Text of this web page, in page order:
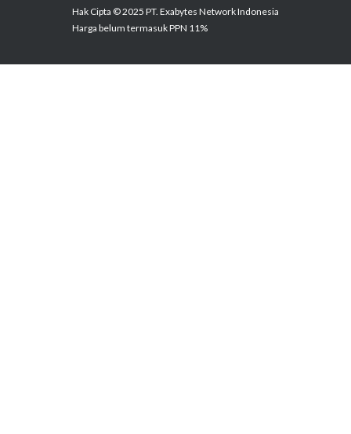
Hak Cipta © 2025 PT. Exabytes Network Indonesia
Harga belum termasuk PPN 11%